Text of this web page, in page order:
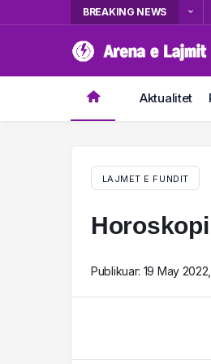
BREAKING NEWS
Aktualitet
LAJMET E FUNDIT
Publikuar: 19 May